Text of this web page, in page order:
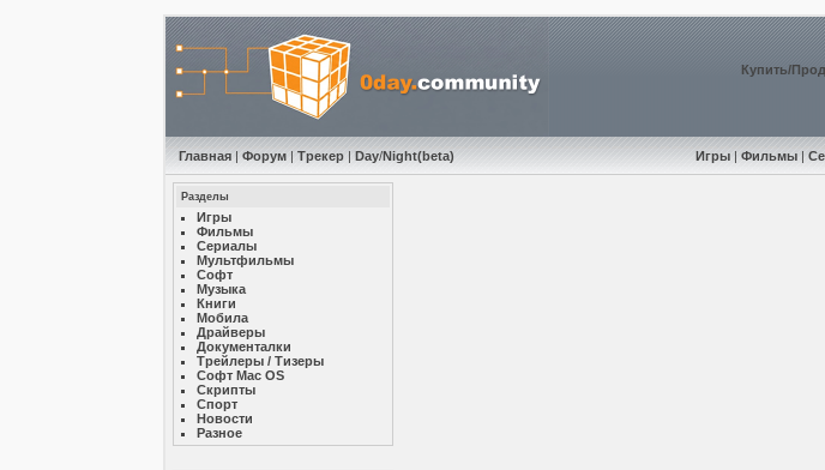
Купить/
Главная |Форум |Трекер |Day/Night(beta) Игры |Фильмы |
Разделы
Игры
Фильмы
Сериалы
Мультфильмы
Софт
Музыкa
Книги
Мобила
Драйверы
Документалки
Трейлеры / Тизеры
Софт Mac OS
Скрипты
Спорт
Новости
Разное